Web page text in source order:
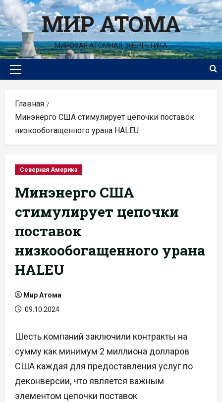
Перейти
к
содержимомуМИР АТОМА
МИРОВАЯ АТОМНАЯ ЭНЕРГЕТИКА
Основное
Главная
Минэнерго США стимулирует цепочки поставок
низкообогащенного урана HALEU
Северная Америка
Минэнерго США
стимулирует цепочки
поставок
низкообогащенного урана
HALEU
Мир Атома
09.10.2024
Шесть компаний заключили контракты на
сумму как минимум 2 миллиона долларов
США каждая для предоставления услуг по
деконверсии, что является важным
элементом цепочки поставок